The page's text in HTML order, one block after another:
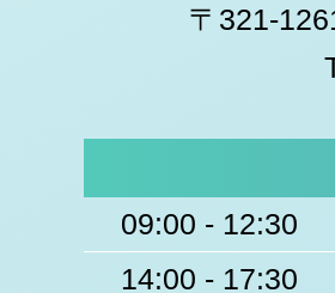
〒321-
09:00 - 12:30
14:00 - 17:30